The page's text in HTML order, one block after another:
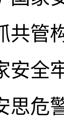
管构
全
危